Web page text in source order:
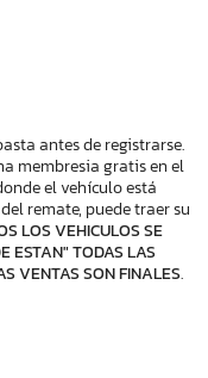
antes de registrarse.
membresia gratis en el
el vehículo está
remate, puede traer su
LOS VEHICULOS SE
ESTAN" TODAS LAS
VENTAS SON FINALES.